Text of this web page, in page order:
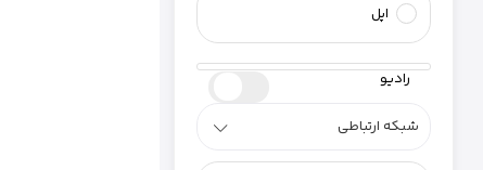
اپل
رادیو
شبکه ارتباطی